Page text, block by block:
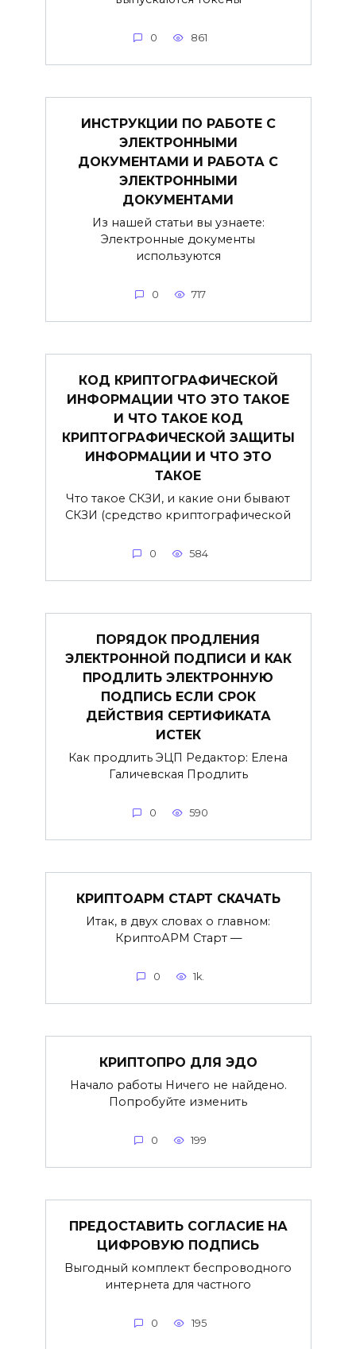
0 861
ИНСТРУКЦИИ ПО РАБОТЕ С
ЭЛЕКТРОННЫМИ
ДОКУМЕНТАМИ И РАБОТА С
ЭЛЕКТРОННЫМИ
ДОКУМЕНТАМИ
Из нашей статьи вы узнаете:
Электронные документы
используются
0 717
КОД КРИПТОГРАФИЧЕСКОЙ
ИНФОРМАЦИИ ЧТО ЭТО ТАКОЕ
И ЧТО ТАКОЕ КОД
КРИПТОГРАФИЧЕСКОЙ ЗАЩИТЫ
ИНФОРМАЦИИ И ЧТО ЭТО
ТАКОЕ
Что такое СКЗИ, и какие они бывают
СКЗИ (средство криптографической
0 584
ПОРЯДОК ПРОДЛЕНИЯ
ЭЛЕКТРОННОЙ ПОДПИСИ И КАК
ПРОДЛИТЬ ЭЛЕКТРОННУЮ
ПОДПИСЬ ЕСЛИ СРОК
ДЕЙСТВИЯ СЕРТИФИКАТА
ИСТЕК
Как продлить ЭЦП Редактор: Елена
Галичевская Продлить
0 590
КРИПТОАРМ СТАРТ СКАЧАТЬ
Итак, в двух словах о главном:
КриптоАРМ Старт —
0 1k.
КРИПТОПРО ДЛЯ ЭДО
Начало работы Ничего не найдено.
Попробуйте изменить
0 199
ПРЕДОСТАВИТЬ СОГЛАСИЕ НА
ЦИФРОВУЮ ПОДПИСЬ
Выгодный комплект беспроводного
интернета для частного
0 195